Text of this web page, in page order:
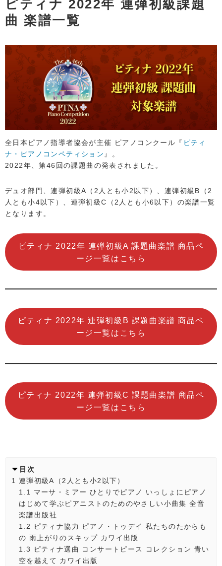
ピティナ 2022年 連弾初級課題
曲 楽譜一覧
全日本ピアノ指導者協会が主催 ピアノコンクール『 ピティ
ナ・ピアノコンペティション 』。
2022年、第46回の課題曲の発表されました。
デュオ部門、連弾初級A（2人とも小2以下）、連弾初級B（2
人とも小4以下）、連弾初級C（2人とも小6以下）の楽譜一覧
となります。
ピティナ 2022年 連弾初級A 課題曲楽譜 商品ペ
ージ一覧はこちら
ピティナ 2022年 連弾初級B 課題曲楽譜 商品ペ
ージ一覧はこちら
ピティナ 2022年 連弾初級C 課題曲楽譜 商品ペ
ージ一覧はこちら
目次
1 連弾初級A（2人とも小2以下）
1.1 マーサ・ミアー ひとりでピアノ いっしょにピアノ
はじめて学ぶピアニストのためのやさしい小曲集 全音
楽譜出版社
1.2
ピティナ協力 ピアノ・トゥデイ 私たちのたからも
の 雨上がりのスキップ カワイ出版
1.3
ピティナ選曲 コンサートピース コレクション 青い
空を越えて カワイ出版